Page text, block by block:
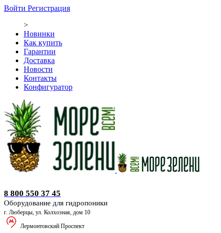
Войти Регистрация
>
Новинки
Как купить
Гарантии
Доставка
Новости
Контакты
Конфигуратор
8 800 550 37 45
Оборудование для гидропоники
г. Люберцы, ул. Колхозная, дом 10
Лермонтовский Проспект